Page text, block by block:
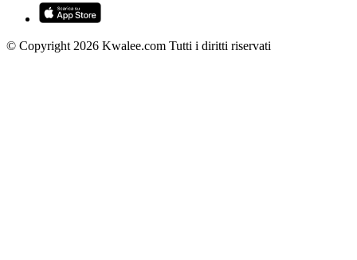
© Copyright 2026 Kwalee.com Tutti i diritti riservati